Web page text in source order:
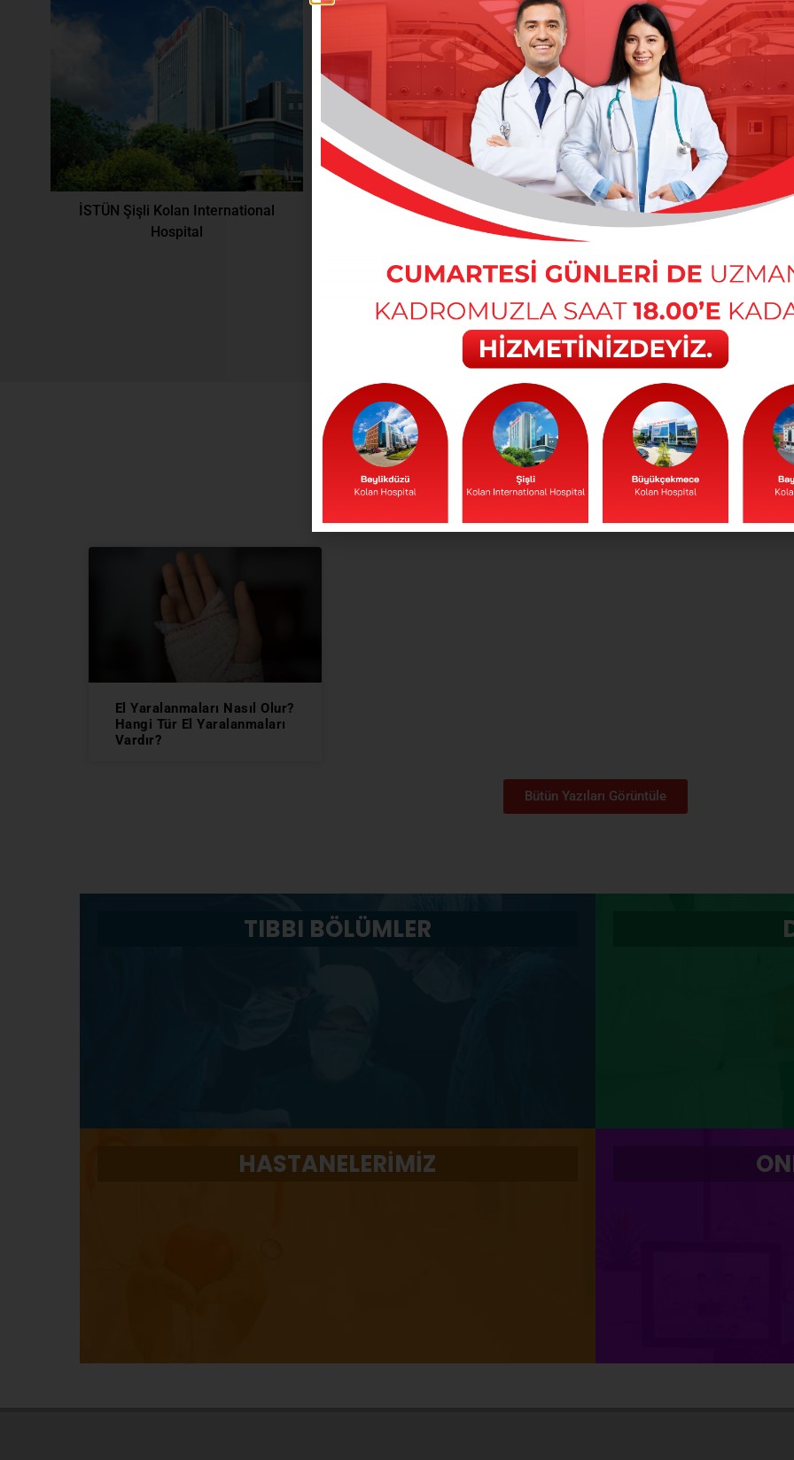
İSTÜN Şişli Kolan International
Hospital
El Yaralanmaları Nasıl Olur?
Hangi Tür El Yaralanmaları
Vardır?
Bütün Yazıları Görüntüle
TIBBI BÖLÜMLER
HASTANELERİMİZ